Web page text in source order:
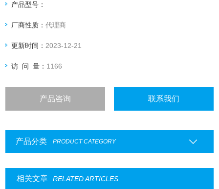
产品型号：
厂商性质：代理商
更新时间： 2023-12-21
访 问 量： 1166
产品咨询 联系我们
产品分类 PRODUCT CATEGORY
相关文章 RELATED ARTICLES